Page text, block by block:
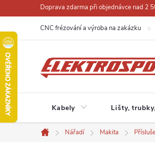
na
obsah
Doprava zdarma při objednávce nad 2
CNC frézování a výroba na zakázku
Kabely Lišty,
Domů
Nářadí Makita